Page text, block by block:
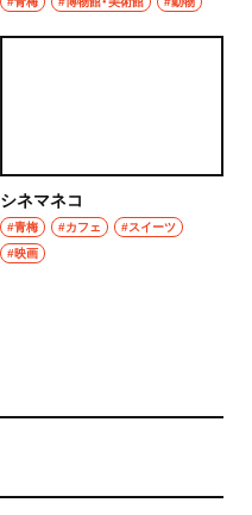
シネマネコ
#青梅 #カフェ
#スイーツ
#映画